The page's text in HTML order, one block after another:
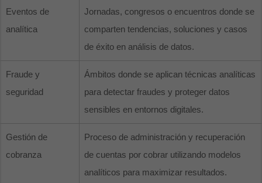
Eventos de
analítica
Jornadas, congresos o encuentros donde se
comparten tendencias, soluciones y casos
de éxito en análisis de datos.
Fraude y
seguridad
Ámbitos donde se aplican técnicas analíticas
para detectar fraudes y proteger datos
sensibles en entornos digitales.
Gestión de
cobranza
Proceso de administración y recuperación
de cuentas por cobrar utilizando modelos
analíticos para maximizar resultados.